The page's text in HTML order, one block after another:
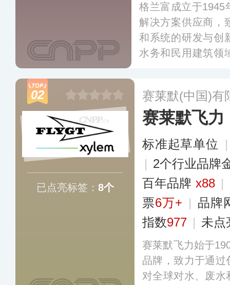
格兰富成立于1945
解决方案供应商，
和系统的研发与创
水务和民用建筑领
品应用于多个重
筑。更多
02
已点亮标签： 8个
赛莱默(中国)有
赛莱默飞力
标准起草单位
| 2个行业品牌
百年品牌 x88 |
票6万+ | 品牌
指数977 | 未点
赛莱默飞力始于
品牌，致力于通
对全球对水、废